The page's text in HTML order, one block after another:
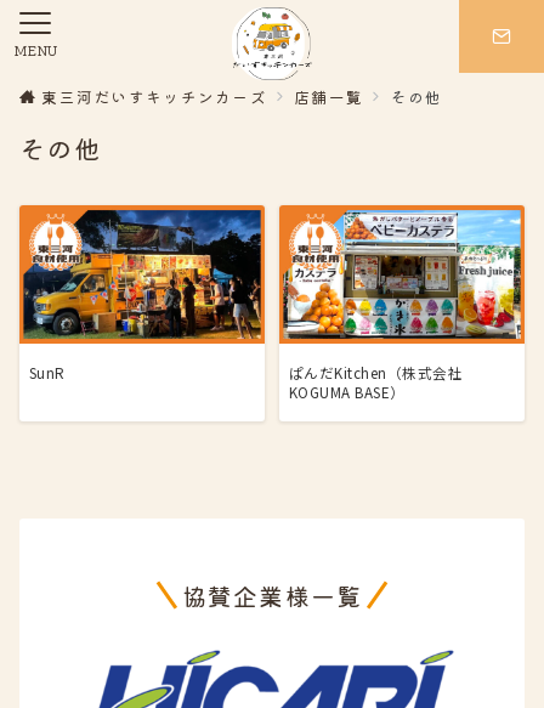
MENU
東三河だいすキッチンカーズ 店舗一覧 その他
その他
SunR
ぱんだKitchen（株式会社
KOGUMA BASE）
協賛企業様一覧